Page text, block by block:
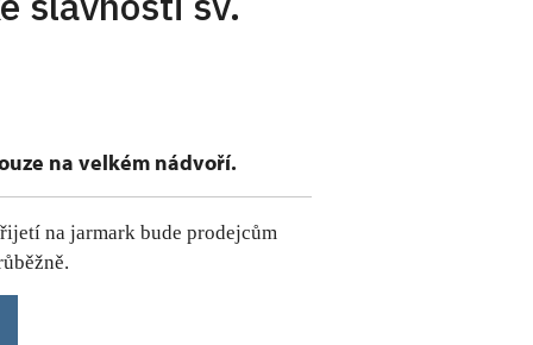
na velkém nádvoří.
na jarmark bude prodejcům